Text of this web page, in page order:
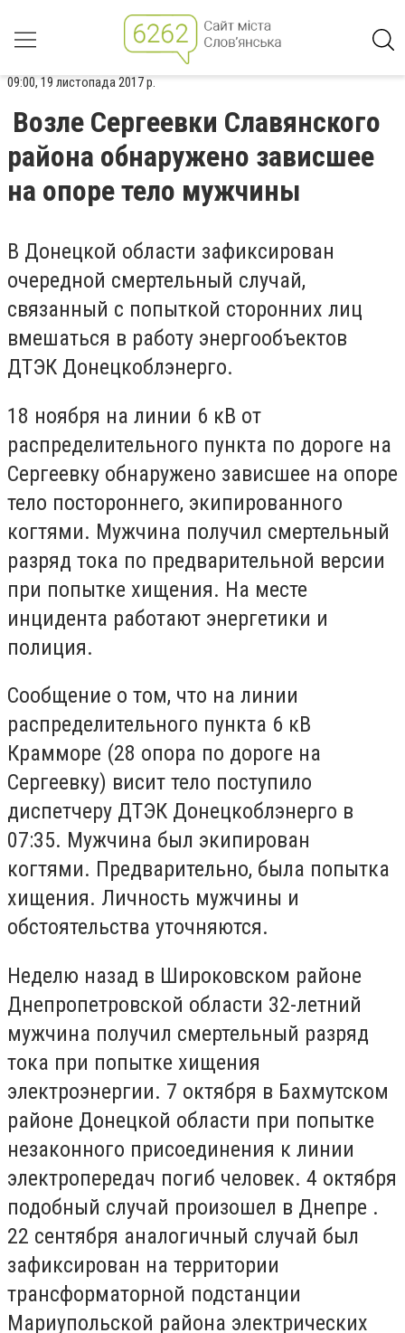
09:00, 19 листопада 2017 р.
Возле Сергеевки Славянского
района обнаружено зависшее
на опоре тело мужчины
В Донецкой области зафиксирован
очередной смертельный случай,
связанный с попыткой сторонних лиц
вмешаться в работу энергообъектов
ДТЭК Донецкоблэнерго.
18 ноября на линии 6 кВ от
распределительного пункта по дороге на
Сергеевку обнаружено зависшее на опоре
тело постороннего, экипированного
когтями. Мужчина получил смертельный
разряд тока по предварительной версии
при попытке хищения. На месте
инцидента работают энергетики и
полиция.
Сообщение о том, что на линии
распределительного пункта 6 кВ
Крамморе (28 опора по дороге на
Сергеевку) висит тело поступило
диспетчеру ДТЭК Донецкоблэнерго в
07:35. Мужчина был экипирован
когтями. Предварительно, была попытка
хищения. Личность мужчины и
обстоятельства уточняются.
Неделю назад в Широковском районе
Днепропетровской области 32-летний
мужчина получил смертельный разряд
тока при попытке хищения
электроэнергии. 7 октября в Бахмутском
районе Донецкой области при попытке
незаконного присоединения к линии
электропередач погиб человек. 4 октября
подобный случай произошел в Днепре .
22 сентября аналогичный случай был
зафиксирован на территории
трансформаторной подстанции
Мариупольской района электрических